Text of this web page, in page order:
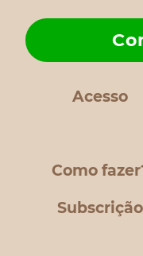
Acesso
Como
Subscrição